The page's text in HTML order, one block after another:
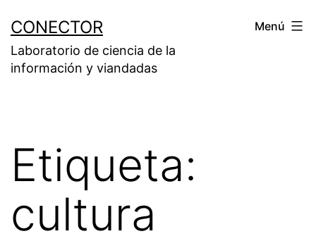
contenido
CONECTOR
Laboratorio de ciencia de la
información y viandadas
Menú
Etiqueta:
cultura